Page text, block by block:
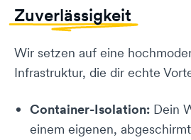
Zuverlässigkeit
Wir setzen auf eine
Infrastruktur, die dir echte
Container-Isolation: Dein
einem eigenen,